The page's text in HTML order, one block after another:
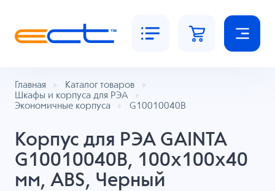
Главная
Каталог товаров
Шкафы и корпуса для РЭА
Экономичные корпуса
G10010040B
Корпус для РЭА GAINTA
G10010040B, 100x100x40
мм, ABS, Черный